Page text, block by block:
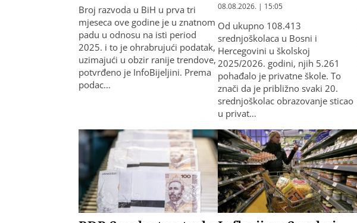
Broj razvoda u BiH u prva tri
mjeseca ove godine je u znatnom
padu u odnosu na isti period
2025. i to je ohrabrujući podatak,
uzimajući u obzir ranije trendove,
potvrđeno je InfoBijeljini. Prema
podac…
08.08.2026. | 15:05
Od ukupno 108.413
srednjoškolaca u Bosni i
Hercegovini u školskoj
2025/2026. godini, njih 5.261
pohađalo je privatne škole. To
znači da je približno svaki 20.
srednjoškolac obrazovanje sticao
u privat…